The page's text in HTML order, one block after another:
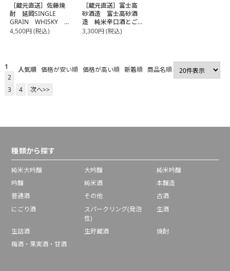
［蔵元直送］佐藤焼
酎 延岡SINGLE
GRAIN WHISKY
700ml【常温】【3～
4,500円(税込)
［蔵元直送］富士高
砂酒造 富士高砂酒
造 純米辛口酒とご
当地静岡おでん缶の
3,300円(税込)
人気順 価格が安い順 価格が高い順 新着順 商品名順
1
2
3
4 次へ>>
種類から探す
純米大吟醸 大吟醸
純米吟醸
吟醸
純米酒
本醸造
普通酒
その他
古酒
にごり酒
スパークリング(発泡
性)
生酒
生詰酒 生貯蔵酒
焼酎
梅酒・果実酒・甘酒